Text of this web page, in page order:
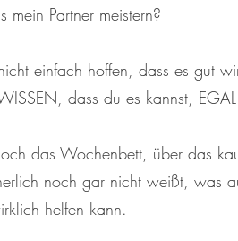
mein Partner meistern?
einfach hoffen, dass es gut
dass du es kannst,
das Wochenbett, über das
noch gar nicht weißt, was
helfen kann.